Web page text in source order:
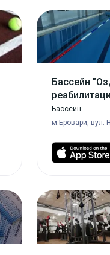
Бассейн
Бассейн
м.Бровари, вул.